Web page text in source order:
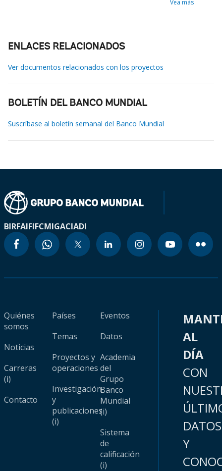
Vea más
ENLACES RELACIONADOS
Ver documentos relacionados con los proyectos
BOLETÍN DEL BANCO MUNDIAL
Suscríbase al boletín semanal del Banco Mundial
BIRFAIFIFCMIGACIADI
Quiénes
somos
Noticias
Carreras
(i)
Contacto
Países
Temas
Proyectos y
operaciones
Investigación
y
publicaciones
(i)
Eventos
Datos
Academia
del
Grupo
Banco
Mundial
(i)
Sistema
de
calificación
(i)
AL
DÍA
CON
DATOS
Y